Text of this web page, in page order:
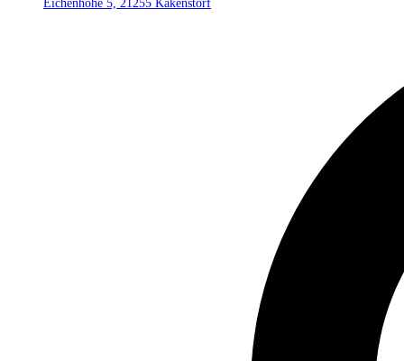
Eichenhöhe 5, 21255 Kakenstorf